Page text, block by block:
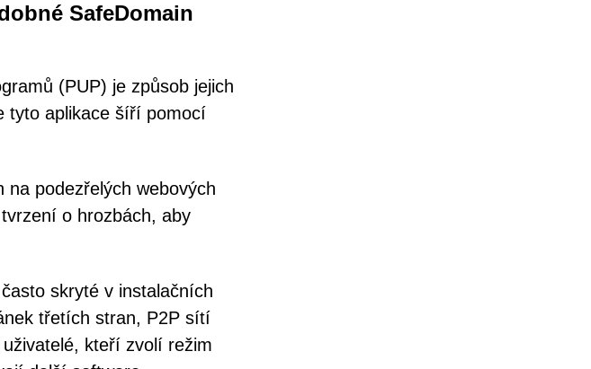
SafeDomain
(PUP) je způsob jejich
tyto aplikace šíří pomocí
na podezřelých webových
o hrozbách, aby
skryté v instalačních
třetích stran, P2P sítí
kteří zvolí režim